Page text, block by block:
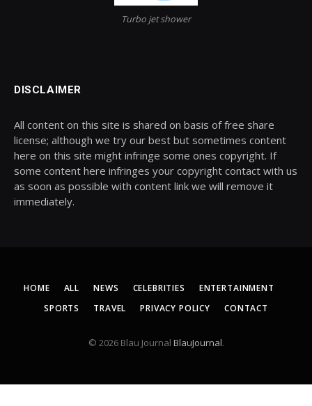
Turbo jet shower
DISCLAIMER
All content on this site is shared on basis of free share
license; although we try our best but sometimes content
here on this site might infringe some ones copyright. If
some content here infringes your copyright contact with us
as soon as possible with content link we will remove it
immediately.
HOME ALL NEWS CELEBRITIES
ENTERTAINMENT
SPORTS
TRAVEL PRIVACY POLICY CONTACT
© 2026 Blau Journal BlauJournal.